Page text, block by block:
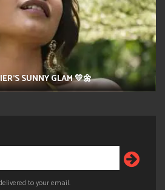
SUNNY GLAM 💛🌼
to your email.